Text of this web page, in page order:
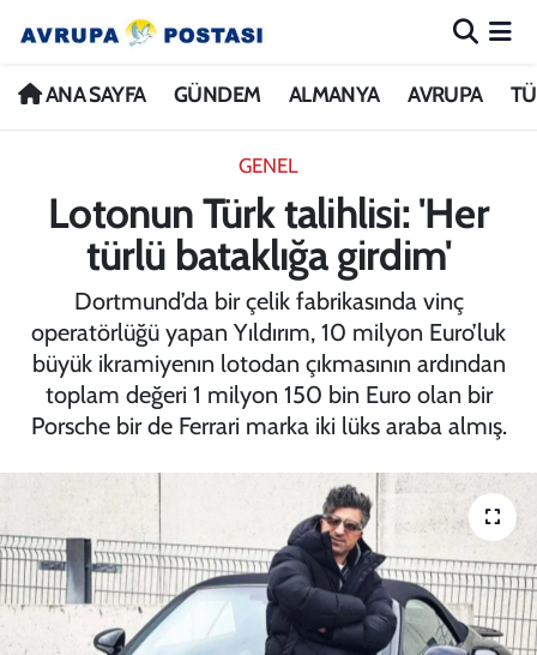
ANA SAYFA GÜNDEM ALMANYA AVRUPA
GENEL
Lotonun Türk talihlisi: 'Her
türlü bataklığa girdim'
Dortmund’da bir çelik fabrikasında vinç
operatörlüğü yapan Yıldırım, 10 milyon Euro’luk
büyük ikramiyenın lotodan çıkmasının ardından
toplam değeri 1 milyon 150 bin Euro olan bir
Porsche bir de Ferrari marka iki lüks araba almış.
ANA SAYFA
ALMANYA
AVRUPA
TÜRKİYE
DÜNYA
KADIN
YAZARLAR
Nöbetçi Eczaneler
İstanbul Namaz Vakitleri
Trafik Durumu
Avrupa Ligi Puan Durumu ve Fikstür
Tüm Manşetler
Haber Arşivi